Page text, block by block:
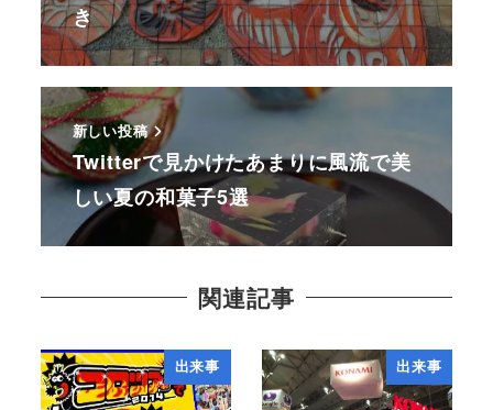
き
新しい投稿
Twitterで見かけたあまりに風流で美
しい夏の和菓子5選
関連記事
出来事 出来事